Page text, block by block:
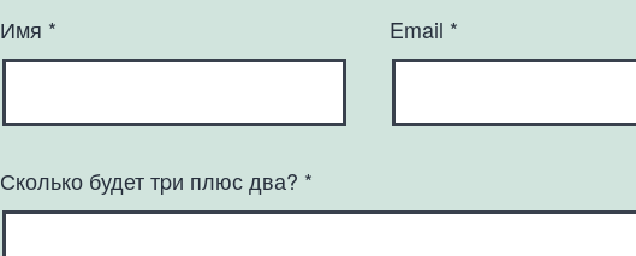
Имя * Email *
Сколько будет тpи плюс два? *